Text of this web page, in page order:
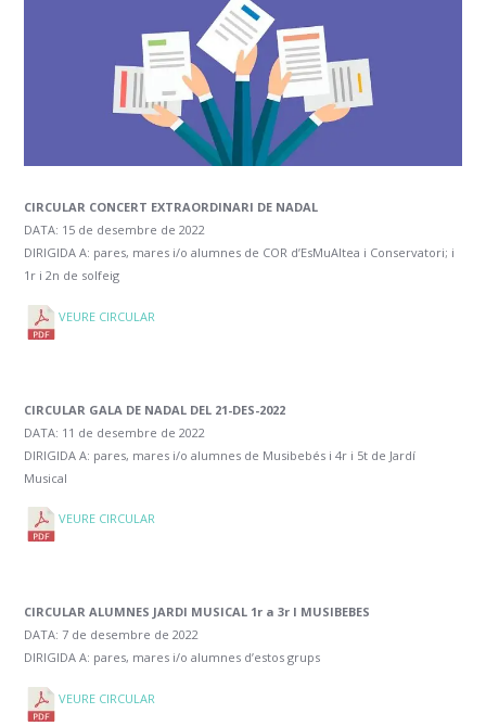
CIRCULAR CONCERT EXTRAORDINARI DE NADAL
DATA: 15 de desembre de 2022
DIRIGIDA A: pares, mares i/o alumnes de COR d’EsMuAltea i Conservatori; i
1r i 2n de solfeig
VEURE CIRCULAR
CIRCULAR GALA DE NADAL DEL 21-DES-2022
DATA: 11 de desembre de 2022
DIRIGIDA A: pares, mares i/o alumnes de Musibebés i 4r i 5t de Jardí
Musical
VEURE CIRCULAR
CIRCULAR ALUMNES JARDI MUSICAL 1r a 3r I MUSIBEBES
DATA: 7 de desembre de 2022
DIRIGIDA A: pares, mares i/o alumnes d’estos grups
VEURE CIRCULAR